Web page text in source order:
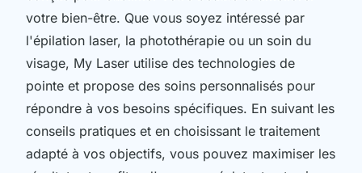
votre bien-être. Que vous soyez intéressé par
l'épilation laser, la photothérapie ou un soin du
visage, My Laser utilise des technologies de
pointe et propose des soins personnalisés pour
répondre à vos besoins spécifiques. En suivant les
conseils pratiques et en choisissant le traitement
adapté à vos objectifs, vous pouvez maximiser les